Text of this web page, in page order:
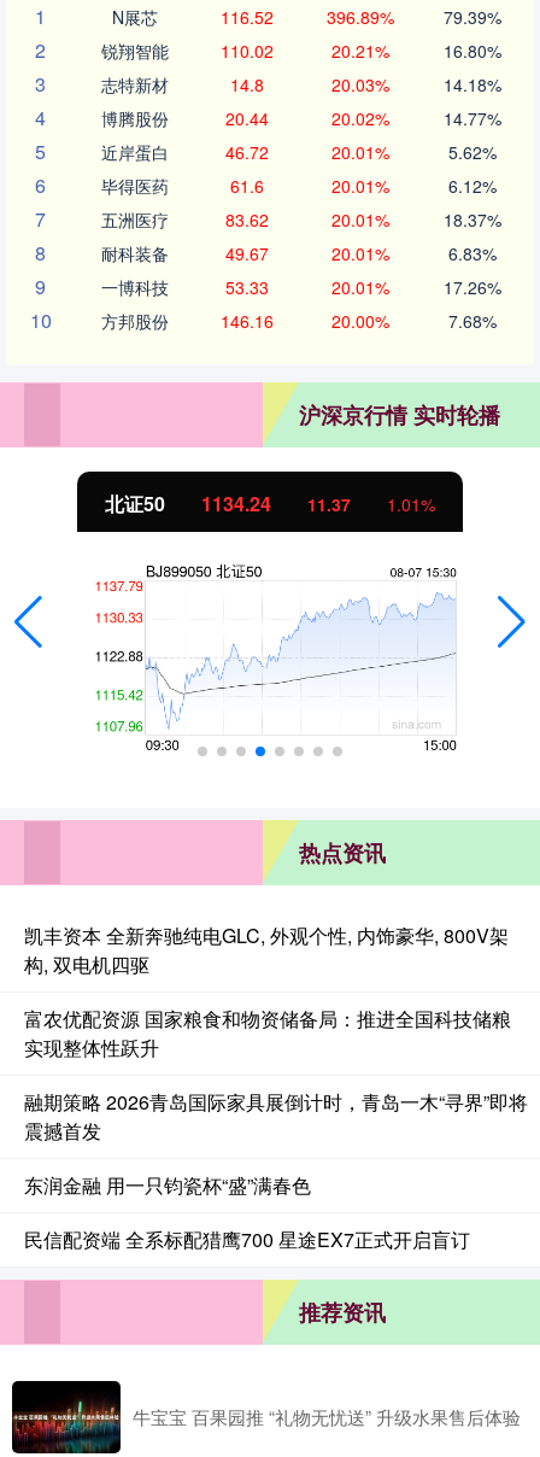
1
N展芯 116.52 396.89% 79.39%
2 锐翔智能 110.02 20.21% 16.80%
3 志特新材 14.8 20.03% 14.18%
4 博腾股份 20.44 20.02% 14.77%
5 近岸蛋白 46.72 20.01% 5.62%
6 毕得医药 61.6 20.01% 6.12%
7 五洲医疗 83.62 20.01% 18.37%
8 耐科装备 49.67 20.01% 6.83%
9 一博科技 53.33 20.01% 17.26%
10 方邦股份 146.16 20.00% 7.68%
沪深京行情 实时轮播
北证50 1134.24 11.37 1.01%
热点资讯
凯丰资本 全新奔驰纯电GLC, 外观个性, 内饰豪华, 800V架
构, 双电机四驱
富农优配资源 国家粮食和物资储备局：推进全国科技储粮
实现整体性跃升
融期策略 2026青岛国际家具展倒计时，青岛一木“寻界”即将
震撼首发
东润金融 用一只钧瓷杯“盛”满春色
民信配资端 全系标配猎鹰700 星途EX7正式开启盲订
推荐资讯
牛宝宝 百果园推 “礼物无忧送” 升级水果售后体验